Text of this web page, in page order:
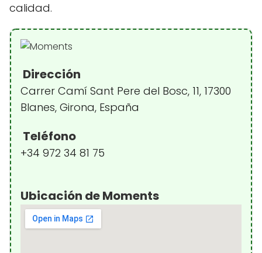
calidad.
Dirección
Carrer Camí Sant Pere del Bosc, 11, 17300
Blanes, Girona, España
Teléfono
+34 972 34 81 75
Ubicación de Moments